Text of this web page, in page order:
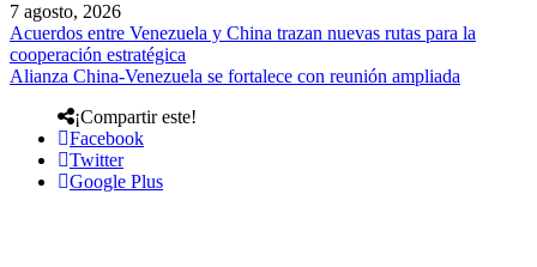
7 agosto, 2026
Acuerdos entre Venezuela y China trazan nuevas rutas para la
cooperación estratégica
Alianza China-Venezuela se fortalece con reunión ampliada
¡Compartir este!
Facebook
Twitter
Google Plus